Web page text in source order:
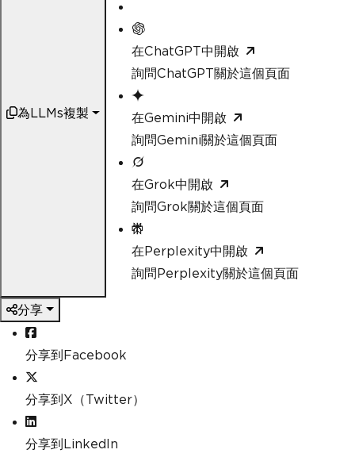
為LLMs複製
在ChatGPT中開啟
詢問ChatGPT關於這個頁面
在Gemini中開啟
詢問Gemini關於這個頁面
在Grok中開啟
詢問Grok關於這個頁面
在Perplexity中開啟
詢問Perplexity關於這個頁面
分享
分享到Facebook
分享到X（Twitter）
分享到LinkedIn